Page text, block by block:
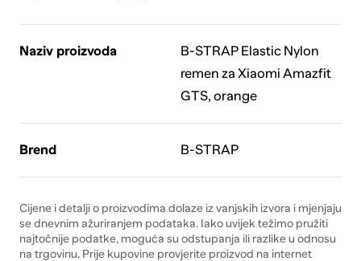
Naziv proizvoda
B-STRAP Elastic Nylon
remen za Xiaomi Amazfit
GTS, orange
Brend B-STRAP
Cijene i detalji o proizvodima dolaze iz vanjskih izvora i mjenjaju
se dnevnim ažuriranjem podataka. Iako uvijek težimo pružiti
najtočnije podatke, moguća su odstupanja ili razlike u odnosu
na trgovinu. Prije kupovine provjerite proizvod na internet